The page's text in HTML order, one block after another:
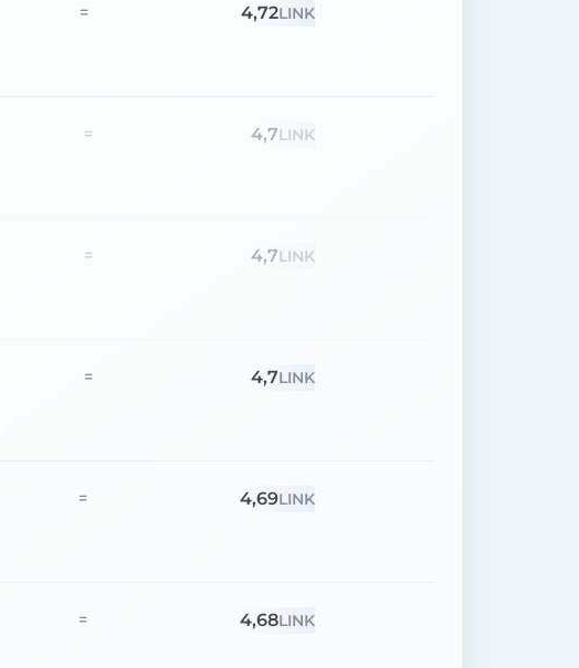
= 4,72LINK
= 4,7LINK
= 4,7LINK
= 4,7LINK
= 4,69LINK
= 4,68LINK